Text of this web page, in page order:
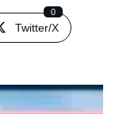
Twitter/X
0